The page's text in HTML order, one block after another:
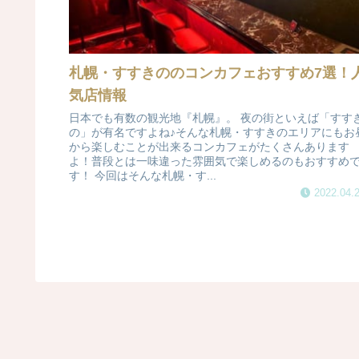
札幌・すすきののコンカフェおすすめ7選！
気店情報
日本でも有数の観光地『札幌』。 夜の街といえば「すす
の」が有名ですよね♪そんな札幌・すすきのエリアにもお
から楽しむことが出来るコンカフェがたくさんあります
よ！普段とは一味違った雰囲気で楽しめるのもおすすめ
す！ 今回はそんな札幌・す...